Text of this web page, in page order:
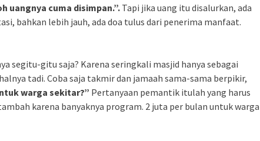
uangnya cuma disimpan.”. Tapi jika uang itu disalurkan, ada
bahkan lebih jauh, ada doa tulus dari penerima manfaat.
segitu-gitu saja? Karena seringkali masjid hanya sebagai
tadi. Coba saja takmir dan jamaah sama-sama berpikir,
warga sekitar?” Pertanyaan pemantik itulah yang harus
karena banyaknya program. 2 juta per bulan untuk warga